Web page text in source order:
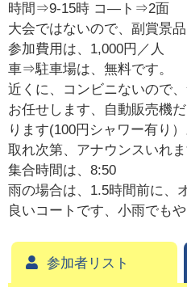
時間⇒9-15時 コ―ト⇒2面
大会ではないので、副賞景品
参加費用は、1,000円／人
車⇒駐車場は、無料です。
近くに、コンビニないので
お任せします、自動販売機
ります(100円シャワー有り
取れ次第、アナウンスいれ
集合時間は、8:50
雨の場合は、1.5時間前に、
良いコートです、小雨でもや
参加者リスト